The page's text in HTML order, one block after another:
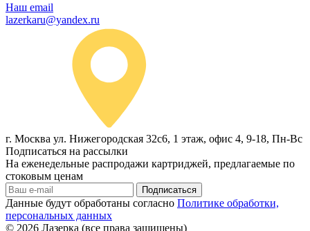
Наш email
lazerkaru@yandex.ru
г. Москва ул. Нижегородская 32с6, 1 этаж, офис 4, 9-18, Пн-Вс
Подписаться на рассылки
На еженедельные распродажи картриджей, предлагаемые по
стоковым ценам
Подписаться
Данные будут обработаны согласно Политике обработки,
персональных данных
© 2026 Лазерка (все права защищены)